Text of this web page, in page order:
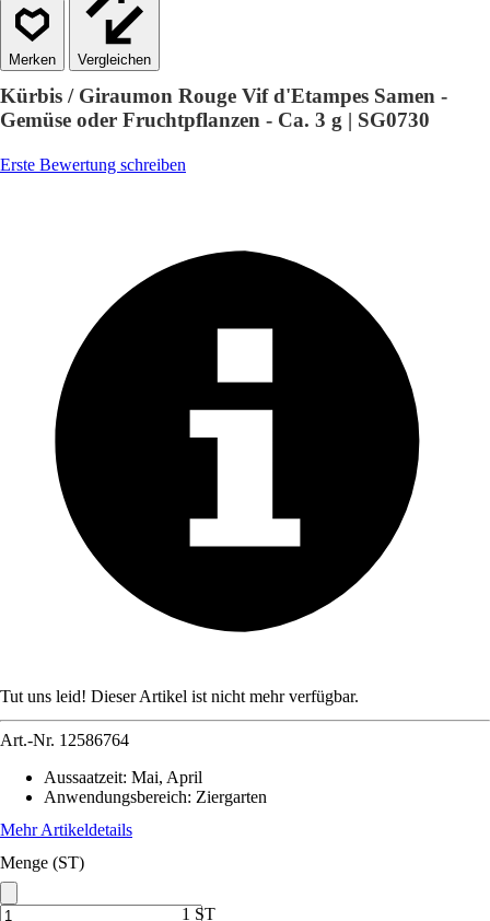
Vergleichen
Kürbis / Giraumon Rouge Vif d'Etampes Samen -
Gemüse oder Fruchtpflanzen - Ca. 3 g | SG0730
Erste Bewertung schreiben
Tut uns leid! Dieser Artikel ist nicht mehr verfügbar.
Art.-Nr. 12586764
Aussaatzeit: Mai, April
Anwendungsbereich: Ziergarten
Mehr Artikeldetails
Menge (ST)
1 ST